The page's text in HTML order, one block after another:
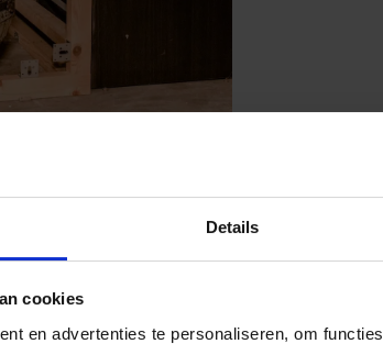
Details
cookies
en advertenties te personaliseren, om